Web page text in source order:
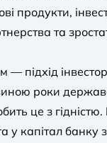
продукти,
та
— підхід
роки
це з
у капітал